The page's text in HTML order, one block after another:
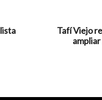
Tafí Viejo